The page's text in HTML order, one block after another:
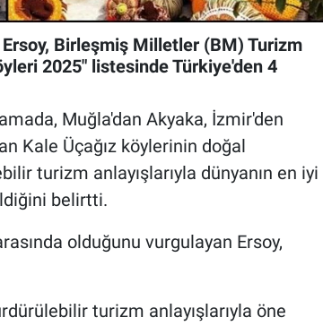
Birleşmiş Milletler (BM) Turizm
2025" listesinde Türkiye'den 4
Muğla'dan Akyaka, İzmir'den
Kale Üçağız köylerinin doğal
turizm anlayışlarıyla dünyanın en iyi
belirtti.
olduğunu vurgulayan Ersoy,
turizm anlayışlarıyla öne